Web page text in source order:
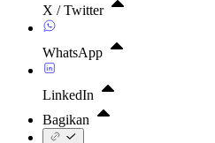
X / Twitter
WhatsApp
LinkedIn
Bagikan